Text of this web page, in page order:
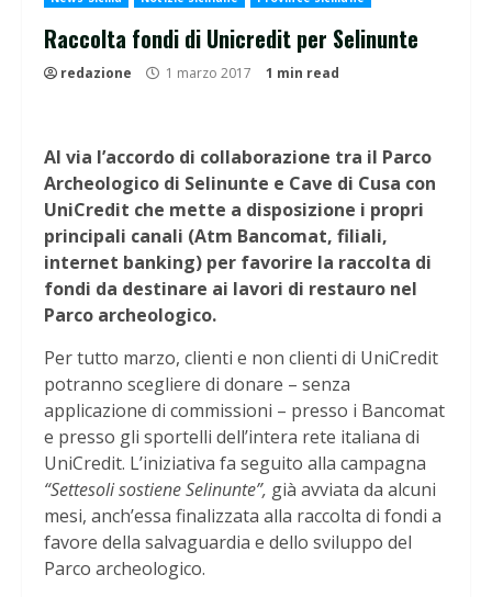
Raccolta fondi di Unicredit per Selinunte
redazione 1 marzo 2017 1 min read
Al via l’accordo di collaborazione tra il Parco
Archeologico di Selinunte e Cave di Cusa con
UniCredit che mette a disposizione i propri
principali canali (Atm Bancomat, filiali,
internet banking) per favorire la raccolta di
fondi da destinare ai lavori di restauro nel
Parco archeologico.
Per tutto marzo, clienti e non clienti di UniCredit
potranno scegliere di donare – senza
applicazione di commissioni – presso i Bancomat
e presso gli sportelli dell’intera rete italiana di
UniCredit. L’iniziativa fa seguito alla campagna
“Settesoli sostiene Selinunte”, già avviata da alcuni
mesi, anch’essa finalizzata alla raccolta di fondi a
favore della salvaguardia e dello sviluppo del
Parco archeologico.